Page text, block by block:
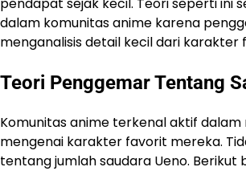
pendapat sejak kecil. Teori seperti ini
dalam komunitas anime karena
menganalisis detail kecil dari karakter
Teori Penggemar Tentang
Komunitas anime terkenal aktif
mengenai karakter favorit mereka.
tentang jumlah saudara Ueno.